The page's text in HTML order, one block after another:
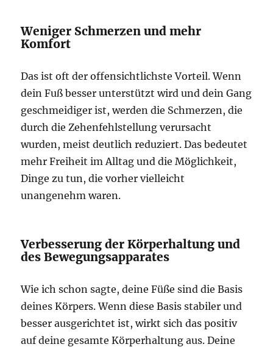
Weniger Schmerzen und mehr
Komfort
Das ist oft der offensichtlichste Vorteil. Wenn
dein Fuß besser unterstützt wird und dein Gang
geschmeidiger ist, werden die Schmerzen, die
durch die Zehenfehlstellung verursacht
wurden, meist deutlich reduziert. Das bedeutet
mehr Freiheit im Alltag und die Möglichkeit,
Dinge zu tun, die vorher vielleicht
unangenehm waren.
Verbesserung der Körperhaltung und
des Bewegungsapparates
Wie ich schon sagte, deine Füße sind die Basis
deines Körpers. Wenn diese Basis stabiler und
besser ausgerichtet ist, wirkt sich das positiv
auf deine gesamte Körperhaltung aus. Deine